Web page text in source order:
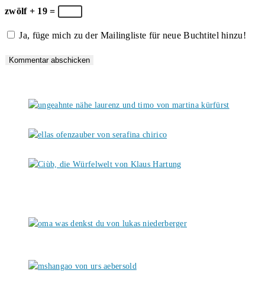
zum
Kommentieren
ein
Adresse
Kommentieren
URL
(optional)
zwölf + 19 =
Ja, füge mich zu der Mailingliste für neue Buchtitel hinzu!